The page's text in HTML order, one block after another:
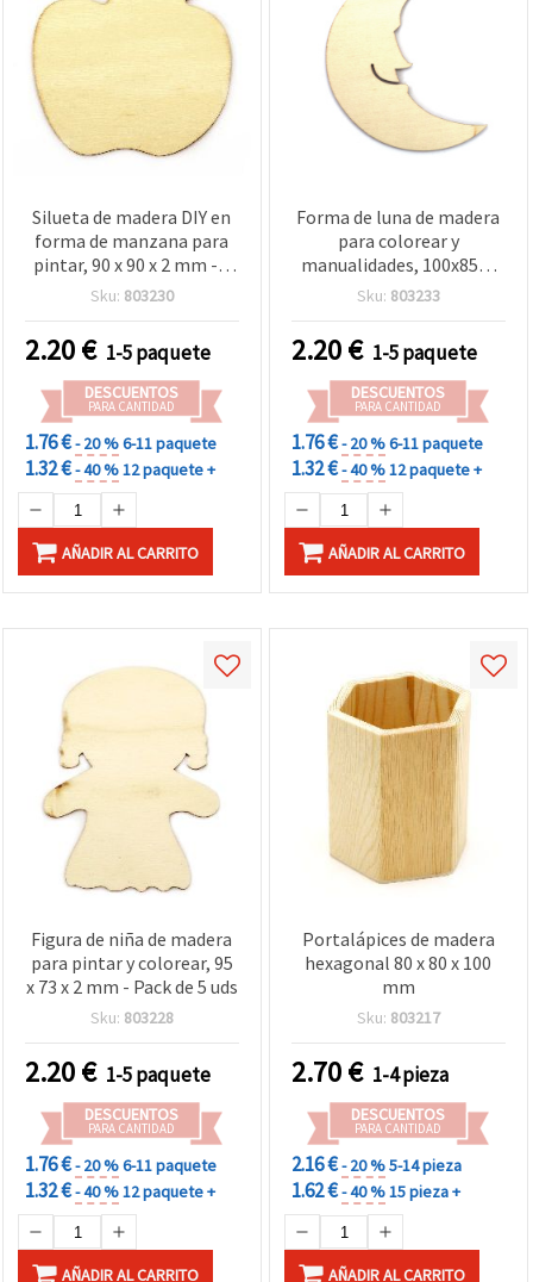
Silueta de madera DIY en
forma de manzana para
pintar, 90 x 90 x 2 mm - 5
uds
Sku: 803230
2.20€ 1-5 paquete
DESCUENTOS
PARA CANTIDAD
1.76 €- 20 %6-11 paquete
1.32 €- 40 %12 paquete +
AÑADIR AL CARRITO
Forma de luna de madera
para colorear y
manualidades, 100x85x2
mm, pack de 5
Sku: 803233
2.20€ 1-5 paquete
DESCUENTOS
PARA CANTIDAD
1.76 €- 20 %6-11 paquete
1.32 €- 40 %12 paquete +
AÑADIR AL CARRITO
Figura de niña de madera
para pintar y colorear, 95
x 73 x 2 mm - Pack de 5 uds
Sku: 803228
2.20€ 1-5 paquete
DESCUENTOS
PARA CANTIDAD
1.76 €- 20 %6-11 paquete
1.32 €- 40 %12 paquete +
AÑADIR AL CARRITO
Portalápices de madera
hexagonal 80 x 80 x 100
mm
Sku: 803217
2.70€ 1-4 pieza
DESCUENTOS
PARA CANTIDAD
2.16 €- 20 %5-14 pieza
1.62 €- 40 %15 pieza +
AÑADIR AL CARRITO